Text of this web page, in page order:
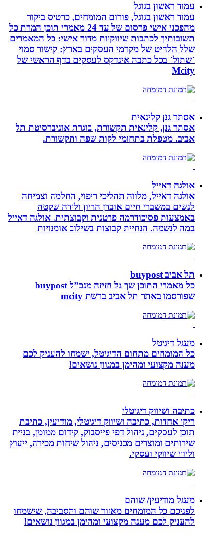
עמוד ראשון בגוגל
עמוד ראשון בגוגל, פורום המומחים, כרטיס ביקור
מהפכני אישי פרסום של עד 24 מאמרי תוכן המרת כל
תשובותיך לכתבות שיווקיות מדור אישי: כל המאמרים
שלל הלהיט של מקדמי העסקים בארץ: קישור סמוי
`שתול` בכל כתבה אינדקס לעסקים בדף הראשי של
Mcity
אסתר גנן קלינאית
אסתר גנן, קלינאית תקשורת, בוגרת אוניברסיטת תל
אביב. מטפלת בתחומי לקות שפה ותקשורת.
אולגה דאייל
אולגה דאייל, מלווה תהליכי ריפוי, החלמה וצמיחה
לנשים במשברי חיים אובדן הריון ולידה שקטה
באמצעות פסיכודרמה פרטנית וקבוצתית. אולגה דאייל
במה לנשמה. ‏הנחיית קבוצות בשילוב אומנויות‏
תל אביב buypost
כל מאמרי התוכן שך גל חזיזה מנכ”ל buypost
שפורסמו באתר תל אביב ברשת mcity
מעגל דיגיטל
כל המומחים מתחום הדיגיטל, ישמחו להעניק לכם
מענה מקצועי ומהימן במגוון נושאים!
כתיבה ושיווק דיגיטלי
ריקי אחדות, כתיבה ושיווק דיגיטלי, מודיעין, כתיבת
תוכן לעסקים, ניהול דפי פייסבוק, קידום ממומן, בניית
שירותים ומוצרים מכניסים, ניהול שיחות מכירה, ייעוץ
וליווי שיווקי ועסקי.
מעגל מודיעין/ שוהם
לפניכם כל המומחים מאזור שוהם והסביבה, שישמחו
להעניק לכם מענה מקצועי ומהימן במגוון נושאים!